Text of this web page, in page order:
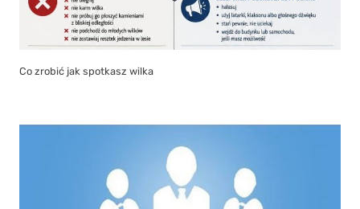
Co zrobić jak spotkasz wilka